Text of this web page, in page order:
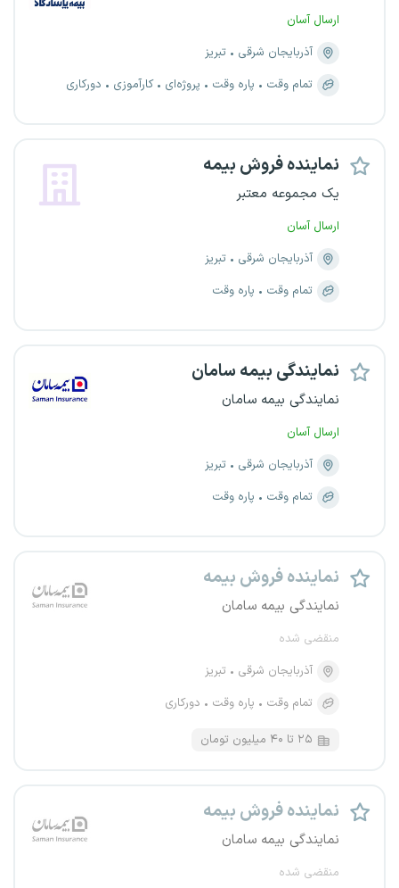
ارسال آسان
آذربایجان شرقی
تبریز
تمام وقت
پاره وقت پروژه‌ای کارآموزی دورکاری
نماینده فروش بیمه
یک مجموعه معتبر
ارسال آسان
آذربایجان شرقی
تبریز
تمام وقت
پاره وقت
نمایندگی بیمه سامان
نمایندگی بیمه سامان
ارسال آسان
آذربایجان شرقی
تبریز
تمام وقت
پاره وقت
نماینده فروش بیمه
نمایندگی بیمه سامان
منقضی شده
آذربایجان شرقی
تبریز
تمام وقت
پاره وقت دورکاری
۲۵ تا ۴۰ میلیون تومان
نماینده فروش بیمه
نمایندگی بیمه سامان
منقضی شده